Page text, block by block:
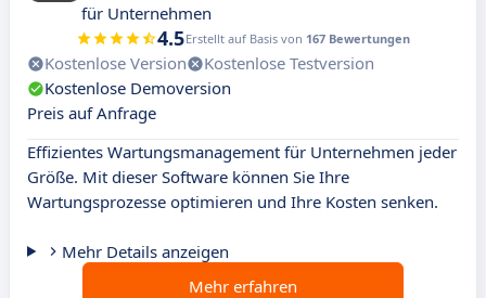
für Unternehmen
4.5Erstellt auf Basis von 167 Bewertungen
Kostenlose Version
Kostenlose Testversion
Kostenlose Demoversion
Preis auf Anfrage
Effizientes Wartungsmanagement für Unternehmen jeder
Größe. Mit dieser Software können Sie Ihre
Wartungsprozesse optimieren und Ihre Kosten senken.
Mehr Details anzeigen
Mehr erfahren